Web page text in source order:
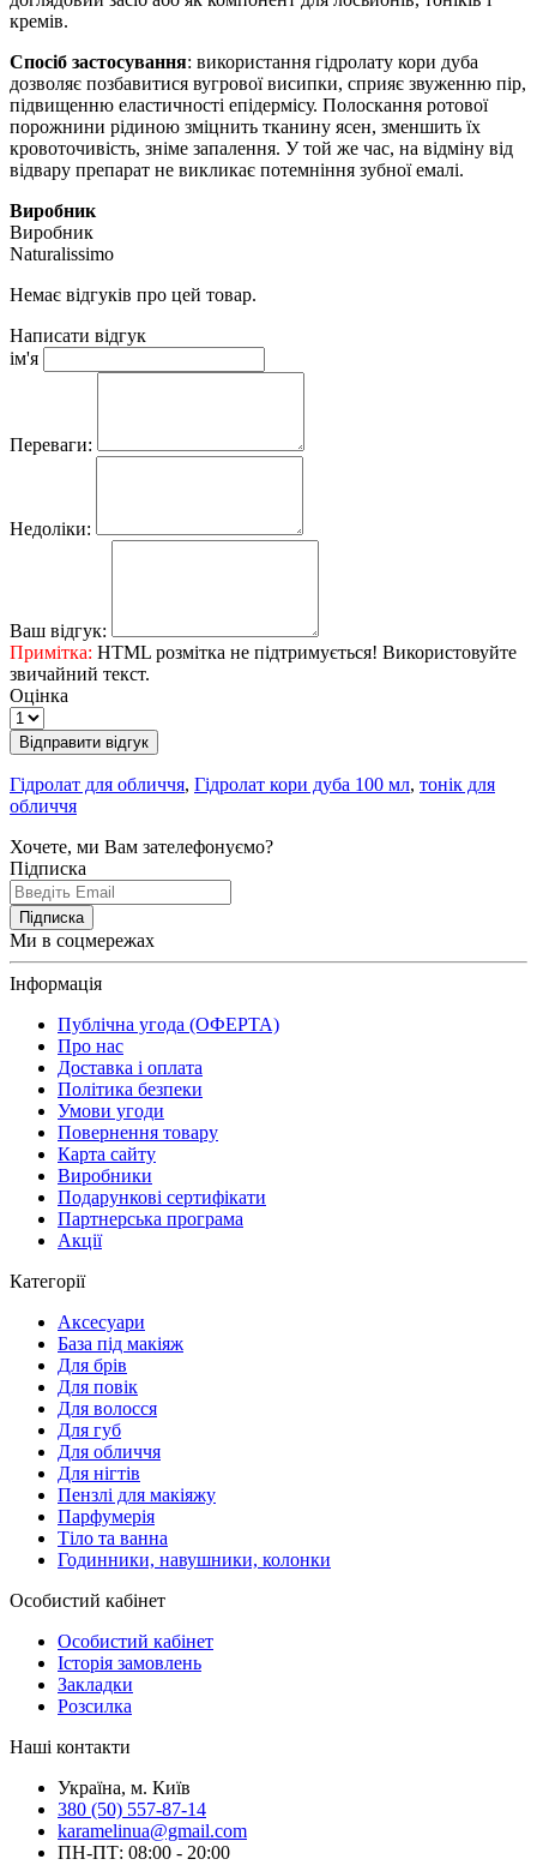
кремів.
Спосіб застосування: використання гідролату кори дуба
дозволяє позбавитися вугрової висипки, сприяє звуженню пір,
підвищенню еластичності епідермісу. Полоскання ротової
порожнини рідиною зміцнить тканину ясен, зменшить їх
кровоточивість, зніме запалення. У той же час, на відміну від
відвару препарат не викликає потемніння зубної емалі.
Виробник
Виробник
Naturalissimo
Немає відгуків про цей товар.
Написати відгук
ім'я
Переваги:
Недоліки:
Ваш відгук:
Примітка: HTML розмітка не підтримується! Використовуйте
звичайний текст.
Оцінка
Відправити відгук
Гідролат для обличчя, Гідролат кори дуба 100 мл, тонік для
обличчя
Хочете, ми Вам зателефонуємо?
Підписка
Підписка
Ми в соцмережах
Інформація
Публічна угода (ОФЕРТА)
Про нас
Доставка і оплата
Політика безпеки
Умови угоди
Повернення товару
Карта сайту
Виробники
Подарункові сертифікати
Партнерська програма
Акції
Категорії
Аксесуари
База під макіяж
Для брів
Для повік
Для волосся
Для губ
Для обличчя
Для нігтів
Пензлі для макіяжу
Парфумерія
Тіло та ванна
Годинники, навушники, колонки
Особистий кабінет
Особистий кабінет
Історія замовлень
Закладки
Розсилка
Наші контакти
Україна, м. Київ
380 (50) 557-87-14
karamelinua@gmail.com
ПН-ПТ: 08:00 - 20:00